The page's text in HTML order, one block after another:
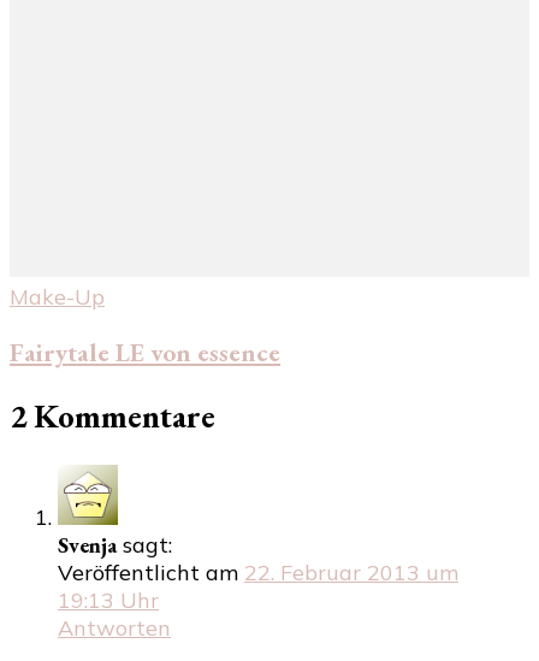
Make-Up
Fairytale LE von essence
2 Kommentare
Svenja sagt:
Veröffentlicht am 22. Februar 2013 um
19:13 Uhr
Antworten